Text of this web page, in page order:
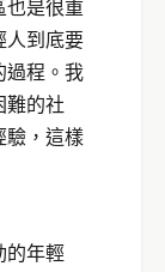
也是很重
人到底要
過程。我
難的社
驗，這樣
的年輕